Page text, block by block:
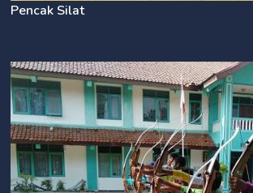
Pencak Silat